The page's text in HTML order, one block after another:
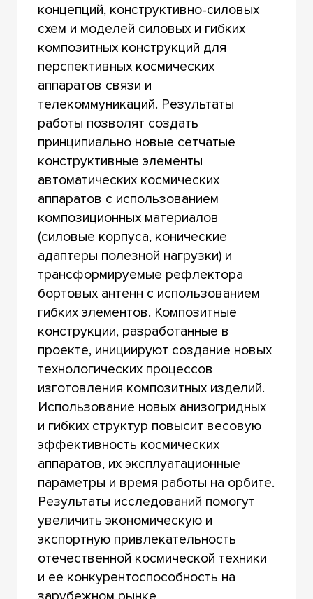
концепций, конструктивно-силовых
схем и моделей силовых и гибких
композитных конструкций для
перспективных космических
аппаратов связи и
телекоммуникаций. Результаты
работы позволят создать
принципиально новые сетчатые
конструктивные элементы
автоматических космических
аппаратов с использованием
композиционных материалов
(силовые корпуса, конические
адаптеры полезной нагрузки) и
трансформируемые рефлектора
бортовых антенн с использованием
гибких элементов. Композитные
конструкции, разработанные в
проекте, инициируют создание новых
технологических процессов
изготовления композитных изделий.
Использование новых анизогридных
и гибких структур повысит весовую
эффективность космических
аппаратов, их эксплуатационные
параметры и время работы на орбите.
Результаты исследований помогут
увеличить экономическую и
экспортную привлекательность
отечественной космической техники
и ее конкурентоспособность на